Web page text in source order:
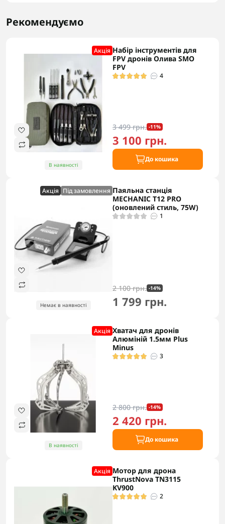
Рекомендуємо
Акцiя
В наявності
Набір інструментів для
FPV дронів Олива SMO
FPV
4
3 499 грн. -11%
3 100 грн.
До кошика
Акцiя Під замовлення
Немає в наявності
Паяльна станція
MECHANIC T12 PRO
(оновлений стиль, 75W)
1
2 100 грн. -14%
1 799 грн.
Акцiя
В наявності
Хватач для дронів
Алюміній 1.5мм Plus
Minus
3
2 800 грн. -14%
2 420 грн.
До кошика
Акцiя Мотор для дрона
ThrustNova TN3115
KV900
2